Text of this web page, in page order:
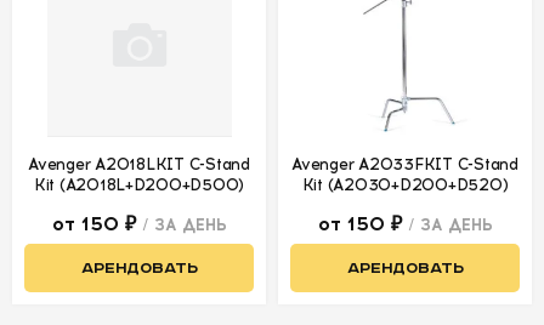
Avenger A2018LKIT C-Stand
Kit (A2018L+D200+D500)
от 150 ₽ / ЗА ДЕНЬ
АРЕНДОВАТЬ
Avenger A2033FKIT C-Stand
Kit (A2030+D200+D520)
от 150 ₽ / ЗА ДЕНЬ
АРЕНДОВАТЬ